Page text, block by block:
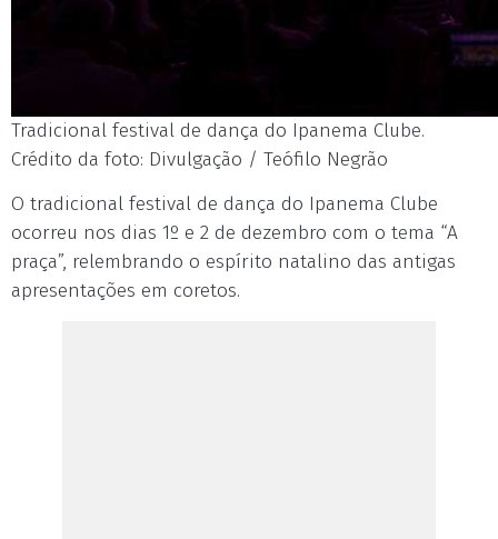
Tradicional festival de dança do Ipanema Clube.
Crédito da foto: Divulgação / Teófilo Negrão
O tradicional festival de dança do Ipanema Clube
ocorreu nos dias 1º e 2 de dezembro com o tema “A
praça”, relembrando o espírito natalino das antigas
apresentações em coretos.